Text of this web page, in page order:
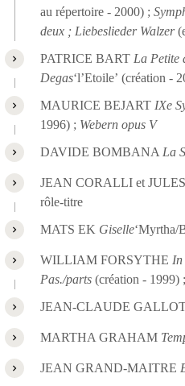
au répertoire - 2000) ;
deux ; Liebeslieder Walzer
PATRICE BART La Petite
Degas‘l’Etoile’ (création -
MAURICE BEJART IXe
1996) ; Webern opus V
DAVIDE BOMBANA La
JEAN CORALLI et
rôle-titre
MATS EK Giselle‘Myrtha/
WILLIAM FORSYTHE In
Pas./parts (création - 1999) ;
JEAN-CLAUDE
MARTHA GRAHAM
JEAN GRAND-MAITRE